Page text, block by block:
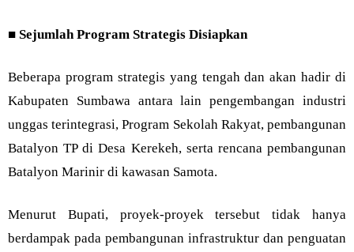
■ Sejumlah Program Strategis Disiapkan
Beberapa program strategis yang tengah dan akan hadir di
Kabupaten Sumbawa antara lain pengembangan industri
unggas terintegrasi, Program Sekolah Rakyat, pembangunan
Batalyon TP di Desa Kerekeh, serta rencana pembangunan
Batalyon Marinir di kawasan Samota.
Menurut Bupati, proyek-proyek tersebut tidak hanya
berdampak pada pembangunan infrastruktur dan penguatan